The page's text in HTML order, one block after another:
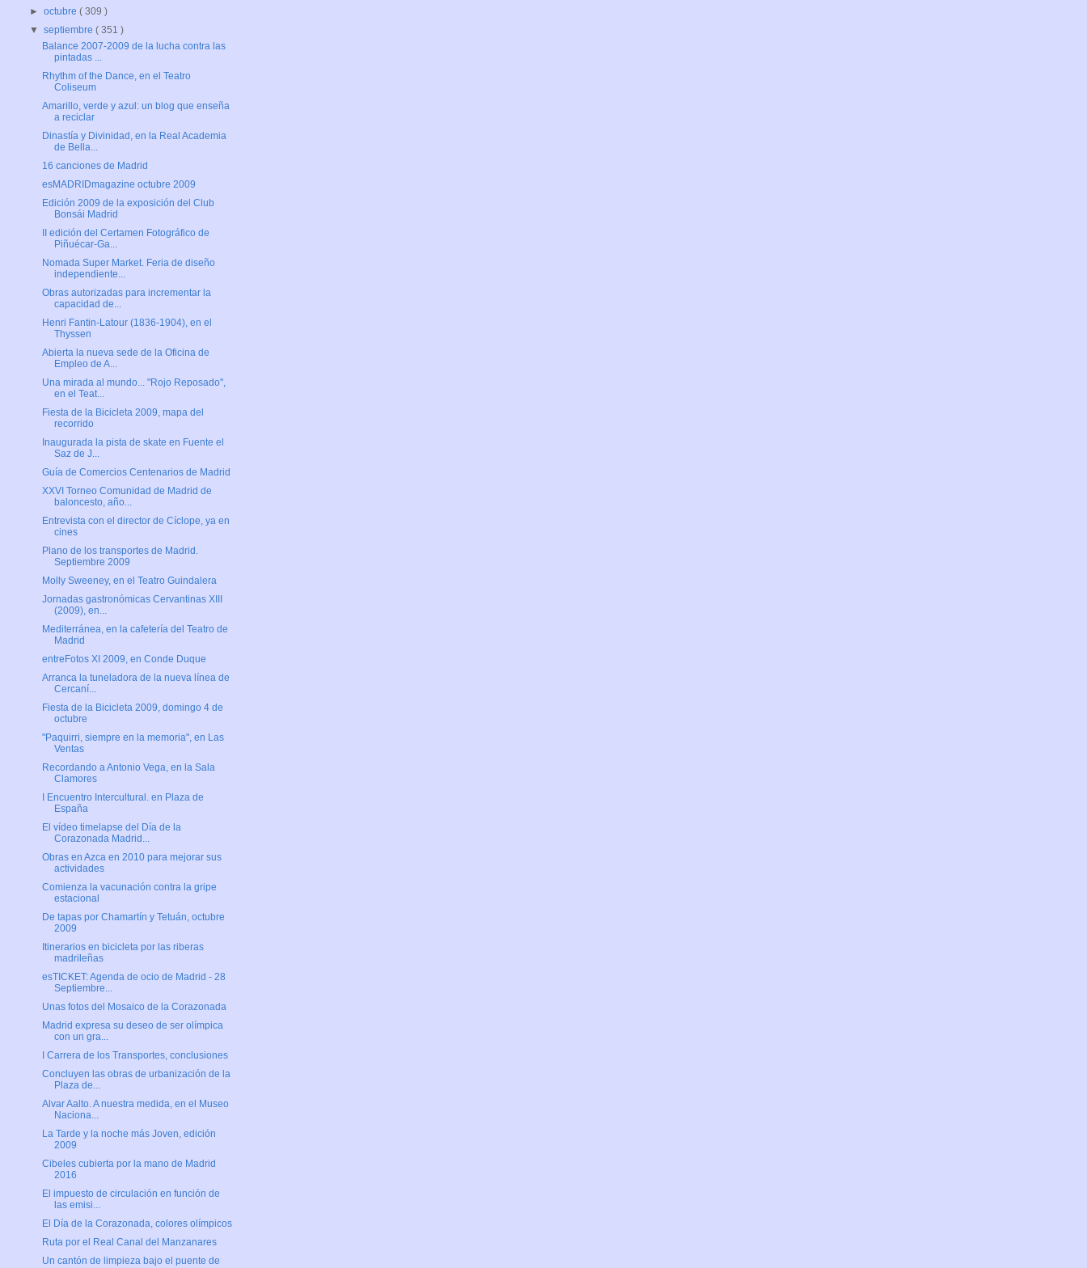
►octubre( 309 )
▼septiembre( 351 )
Balance 2007-2009 de la lucha contra las
pintadas ...
Rhythm of the Dance, en el Teatro
Coliseum
Amarillo, verde y azul: un blog que enseña
a reciclar
Dinastía y Divinidad, en la Real Academia
de Bella...
16 canciones de Madrid
esMADRIDmagazine octubre 2009
Edición 2009 de la exposición del Club
Bonsái Madrid
II edición del Certamen Fotográfico de
Piñuécar-Ga...
Nomada Super Market. Feria de diseño
independiente...
Obras autorizadas para incrementar la
capacidad de...
Henri Fantin-Latour (1836-1904), en el
Thyssen
Abierta la nueva sede de la Oficina de
Empleo de A...
Una mirada al mundo... "Rojo Reposado",
en el Teat...
Fiesta de la Bicicleta 2009, mapa del
recorrido
Inaugurada la pista de skate en Fuente el
Saz de J...
Guía de Comercios Centenarios de Madrid
XXVI Torneo Comunidad de Madrid de
baloncesto, año...
Entrevista con el director de Cíclope, ya en
cines
Plano de los transportes de Madrid.
Septiembre 2009
Molly Sweeney, en el Teatro Guindalera
Jornadas gastronómicas Cervantinas XIII
(2009), en...
Mediterránea, en la cafetería del Teatro de
Madrid
entreFotos XI 2009, en Conde Duque
Arranca la tuneladora de la nueva línea de
Cercaní...
Fiesta de la Bicicleta 2009, domingo 4 de
octubre
"Paquirri, siempre en la memoria", en Las
Ventas
Recordando a Antonio Vega, en la Sala
Clamores
I Encuentro Intercultural. en Plaza de
España
El vídeo timelapse del Día de la
Corazonada Madrid...
Obras en Azca en 2010 para mejorar sus
actividades
Comienza la vacunación contra la gripe
estacional
De tapas por Chamartín y Tetuán, octubre
2009
Itinerarios en bicicleta por las riberas
madrileñas
esTICKET: Agenda de ocio de Madrid - 28
Septiembre...
Unas fotos del Mosaico de la Corazonada
Madrid expresa su deseo de ser olímpica
con un gra...
I Carrera de los Transportes, conclusiones
Concluyen las obras de urbanización de la
Plaza de...
Alvar Aalto. A nuestra medida, en el Museo
Naciona...
La Tarde y la noche más Joven, edición
2009
Cibeles cubierta por la mano de Madrid
2016
El impuesto de circulación en función de
las emisi...
El Día de la Corazonada, colores olímpicos
Ruta por el Real Canal del Manzanares
Un cantón de limpieza bajo el puente de